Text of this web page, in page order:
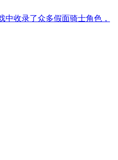
收录了众多假面骑士角色，